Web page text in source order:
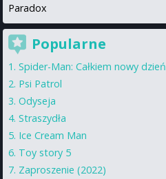
Paradox
Popularne
Spider-Man: Całkiem nowy dzień
Psi Patrol
Odyseja
Straszydła
Ice Cream Man
Toy story 5
Zaproszenie (2022)